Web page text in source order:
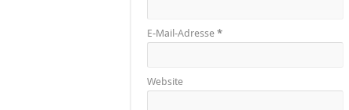
E-Mail-Adresse *
Website